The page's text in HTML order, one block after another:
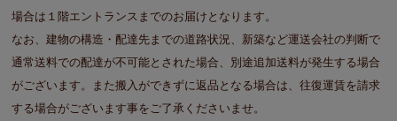
場合は１階エントランスまでのお届けとなります。
なお、建物の構造・配達先までの道路状況、新築など運送会社の判断で
通常送料での配達が不可能とされた場合、別途追加送料が発生する場合
がございます。また搬入ができずに返品となる場合は、往復運賃を請求
する場合がございます事をご了承くださいませ。